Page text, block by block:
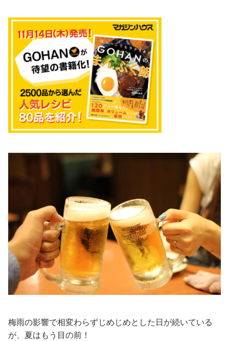
梅雨の影響で相変わらずじめじめとした日が続いている
が、夏はもう目の前！